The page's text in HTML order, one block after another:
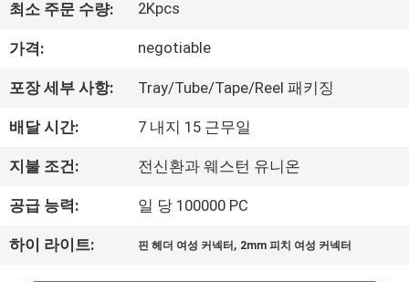
공
장
여
행
품
최소 주문 수량: 2Kpcs
가격: negotiable
포장 세부 사항: Tray/Tube/Tape/Reel 패키징
배달 시간: 7 내지 15 근무일
지불 조건: 전신환과 웨스턴 유니온
공급 능력: 일 당 100000 PC
하이 라이트: 핀 헤더 여성 커넥터 , 2mm 피치 여성 커넥터